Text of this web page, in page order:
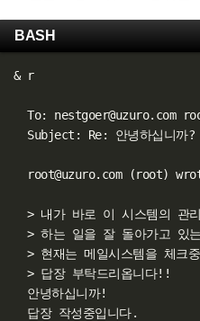
BASH
& r
To: nestgoer@uzuro.com
  Subject: Re: 안녕하십니까?
  root@uzuro.com
(root)
> 내가 바로 이 시스템의 관리
> 하는 일을 잘 돌아가고 있
> 현재는 메일시스템을 체크
> 답장 부탁드리옵니다! !
  안녕하십니까
!
  답장 작성중입니다.